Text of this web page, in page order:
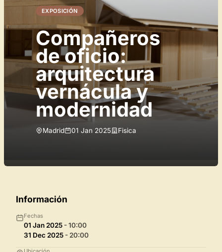
EXPOSICIÓN
Compañeros
de oficio:
arquitectura
vernácula y
modernidad
Madrid 01 Jan 2025 Fisica
Información
Fechas
01 Jan 2025 - 10:00
31 Dec 2025 - 20:00